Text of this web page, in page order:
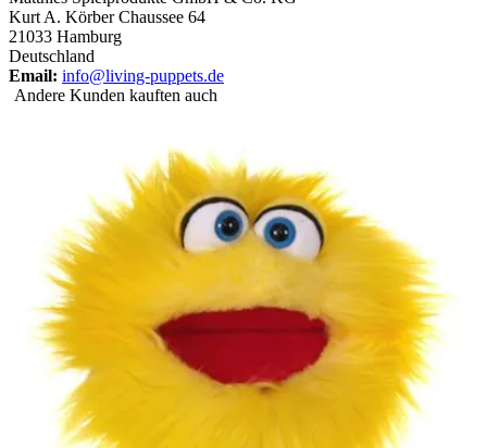
Kurt A. Körber Chaussee 64
21033 Hamburg
Deutschland
Email: info@living-puppets.de
Andere Kunden kauften auch